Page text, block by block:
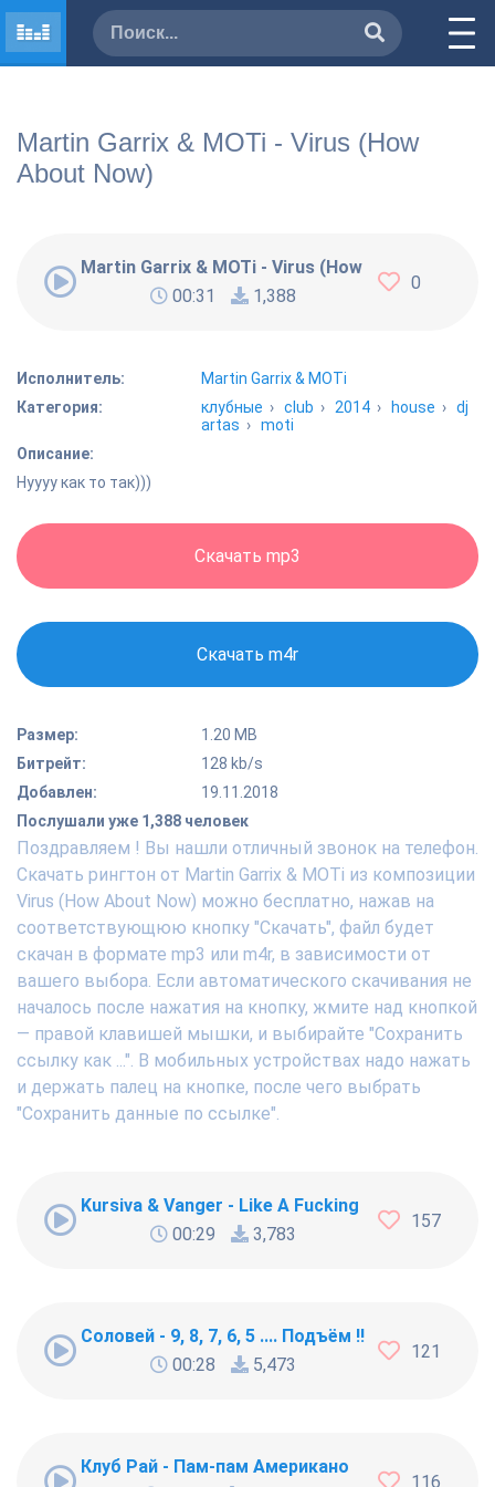
Martin Garrix & MOTi - Virus (How
About Now)
Martin Garrix & MOTi - Virus (How About Now)
00:31
1,388
0
Исполнитель:
Martin Garrix & MOTi
Категория:
клубные ›club › 2014 › house ›dj
artas ›moti
Описание:
Нуууу как то так)))
Скачать mp3
Скачать m4r
Размер:
1.20 MB
Битрейт:
128 kb/s
Добавлен:
19.11.2018
Послушали уже 1,388 человек
Поздравляем ! Вы нашли отличный звонок на телефон.
Скачать рингтон от Martin Garrix & MOTi из композиции
Virus (How About Now) можно бесплатно, нажав на
соответствующюю кнопку "Скачать", файл будет
скачан в формате mp3 или m4r, в зависимости от
вашего выбора. Если автоматического скачивания не
началось после нажатия на кнопку, жмите над кнопкой
— правой клавишей мышки, и выбирайте "Сохранить
ссылку как ...". В мобильных устройствах надо нажать
и держать палец на кнопке, после чего выбрать
"Сохранить данные по ссылке".
Kursiva & Vanger - Like A Fucking Newbie
00:29
3,783
157
Соловей - 9, 8, 7, 6, 5 .... Подъём !!!
00:28
5,473
121
Клуб Рай - Пам-пам Американо
116